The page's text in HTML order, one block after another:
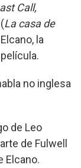
Call,
La casa de
la
no inglesa
de Leo
de Fulwell
Elcano.